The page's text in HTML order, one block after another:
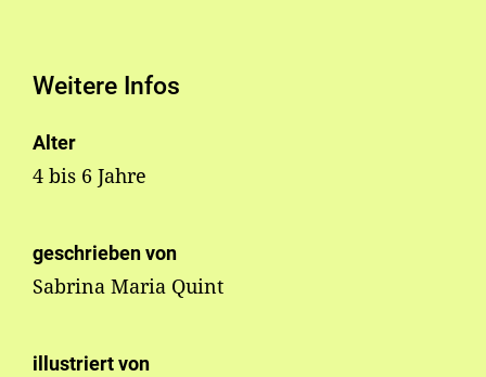
Weitere Infos
Alter
4 bis 6 Jahre
geschrieben von
Sabrina Maria Quint
illustriert von